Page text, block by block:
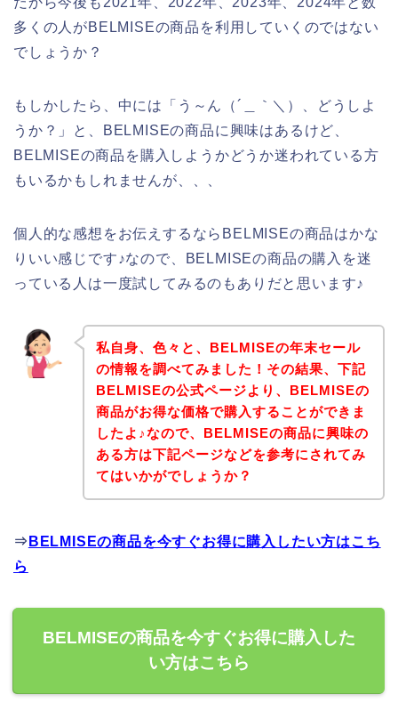
多くの人がBELMISEの商品を利用していくのではない
でしょうか？
もしかしたら、中には「う～ん（´＿｀＼）、どうしよ
うか？」と、BELMISEの商品に興味はあるけど、
BELMISEの商品を購入しようかどうか迷われている方
もいるかもしれませんが、、、
個人的な感想をお伝えするならBELMISEの商品はかな
りいい感じです♪なので、BELMISEの商品の購入を迷
っている人は一度試してみるのもありだと思います♪
私自身、色々と、BELMISEの年末セール
の情報を調べてみました！その結果、下記
BELMISEの公式ページより、BELMISEの
商品がお得な価格で購入することができま
したよ♪なので、BELMISEの商品に興味の
ある方は下記ページなどを参考にされてみ
てはいかがでしょうか？
⇒ BELMISEの商品を今すぐお得に購入したい方はこち
ら
BELMISEの商品を今すぐお得に購入した
い方はこちら